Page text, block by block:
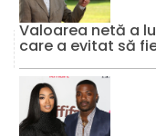
Valoarea netă a
care a evitat să